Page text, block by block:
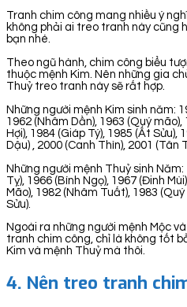
Tranh chim công mang nhiều ý
không phải ai treo tranh này cũng
bạn nhé.
Theo ngũ hành, chim công biểu
thuộc mệnh Kim. Nên những gia
Thuỷ treo tranh này sẽ rất hợp.
Những người mệnh Kim sinh năm:
1962 (Nhâm Dần), 1963 (Quý
Hợi), 1984 (Giáp Tý), 1985 (Ất Sửu),
Dậu) , 2000 (Canh Thìn), 2001 (Tân
Những người mệnh Thuỷ sinh
Tỵ), 1966 (Bính Ngọ), 1967 (Đinh
Mão), 1982 (Nhâm Tuất), 1983
Sửu).
Ngoài ra những người mệnh Mộc
tranh chim công, chỉ là không tốt
Kim và mệnh Thuỷ mà thôi.
4. Nên treo tranh